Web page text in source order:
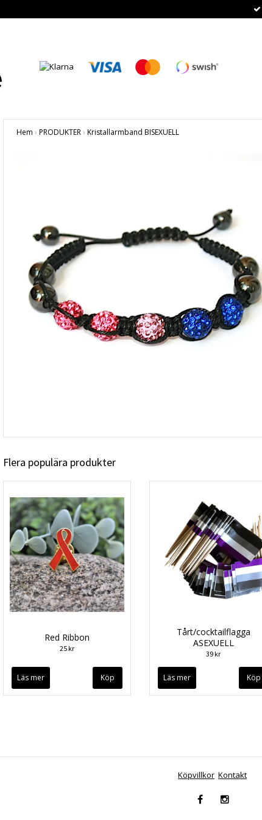
Hem › PRODUKTER› Kristallarmband BISEXUELL
Flera populära produkter
Red Ribbon
25 kr
Läs mer
Tårt/cocktailflagga
ASEXUELL
39 kr
Läs mer
Köpvillkor Kontakt